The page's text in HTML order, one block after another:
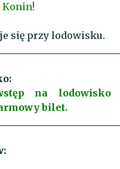
Konin!
się przy lodowisku.
na lodowisko
bilet.